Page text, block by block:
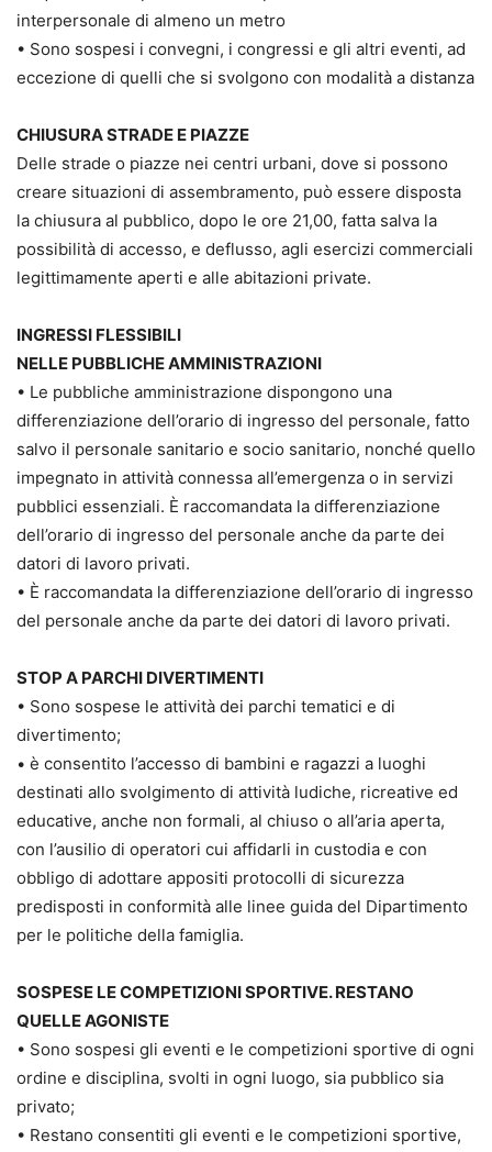
interpersonale di almeno un metro
• Sono sospesi i convegni, i congressi e gli altri eventi, ad
eccezione di quelli che si svolgono con modalità a distanza
CHIUSURA STRADE E PIAZZE
Delle strade o piazze nei centri urbani, dove si possono
creare situazioni di assembramento, può essere disposta
la chiusura al pubblico, dopo le ore 21,00, fatta salva la
possibilità di accesso, e deflusso, agli esercizi commerciali
legittimamente aperti e alle abitazioni private.
INGRESSI FLESSIBILI
NELLE PUBBLICHE AMMINISTRAZIONI
• Le pubbliche amministrazione dispongono una
differenziazione dell’orario di ingresso del personale, fatto
salvo il personale sanitario e socio sanitario, nonché quello
impegnato in attività connessa all’emergenza o in servizi
pubblici essenziali. È raccomandata la differenziazione
dell’orario di ingresso del personale anche da parte dei
datori di lavoro privati.
• È raccomandata la differenziazione dell’orario di ingresso
del personale anche da parte dei datori di lavoro privati.
STOP A PARCHI DIVERTIMENTI
• Sono sospese le attività dei parchi tematici e di
divertimento;
• è consentito l’accesso di bambini e ragazzi a luoghi
destinati allo svolgimento di attività ludiche, ricreative ed
educative, anche non formali, al chiuso o all’aria aperta,
con l’ausilio di operatori cui affidarli in custodia e con
obbligo di adottare appositi protocolli di sicurezza
predisposti in conformità alle linee guida del Dipartimento
per le politiche della famiglia.
SOSPESE LE COMPETIZIONI SPORTIVE. RESTANO
QUELLE AGONISTE
• Sono sospesi gli eventi e le competizioni sportive di ogni
ordine e disciplina, svolti in ogni luogo, sia pubblico sia
privato;
• Restano consentiti gli eventi e le competizioni sportive,